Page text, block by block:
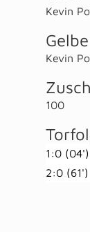
Kevin
Kevin
100
1:0 (04')
2:0 (61')